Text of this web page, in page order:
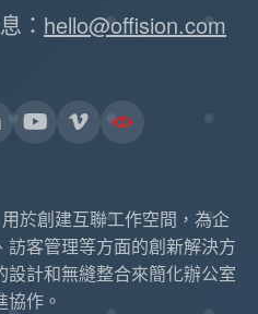
： hello@offision.com
於創建互聯工作空間，為企
客管理等方面的創新解決方
計和無縫整合來簡化辦公室
作。